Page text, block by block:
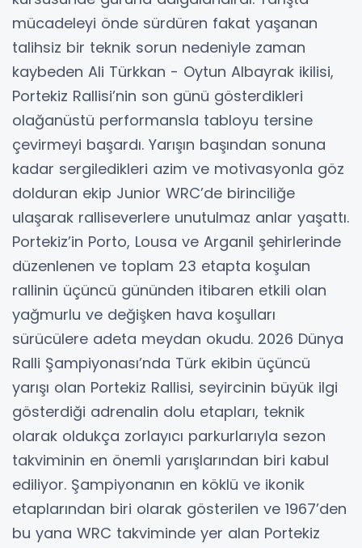
mücadeleyi önde sürdüren fakat yaşanan
talihsiz bir teknik sorun nedeniyle zaman
kaybeden Ali Türkkan - Oytun Albayrak ikilisi,
Portekiz Rallisi’nin son günü gösterdikleri
olağanüstü performansla tabloyu tersine
çevirmeyi başardı. Yarışın başından sonuna
kadar sergiledikleri azim ve motivasyonla göz
dolduran ekip Junior WRC’de birinciliğe
ulaşarak ralliseverlere unutulmaz anlar yaşattı.
Portekiz’in Porto, Lousa ve Arganil şehirlerinde
düzenlenen ve toplam 23 etapta koşulan
rallinin üçüncü gününden itibaren etkili olan
yağmurlu ve değişken hava koşulları
sürücülere adeta meydan okudu. 2026 Dünya
Ralli Şampiyonası’nda Türk ekibin üçüncü
yarışı olan Portekiz Rallisi, seyircinin büyük ilgi
gösterdiği adrenalin dolu etapları, teknik
olarak oldukça zorlayıcı parkurlarıyla sezon
takviminin en önemli yarışlarından biri kabul
ediliyor. Şampiyonanın en köklü ve ikonik
etaplarından biri olarak gösterilen ve 1967’den
bu yana WRC takviminde yer alan Portekiz